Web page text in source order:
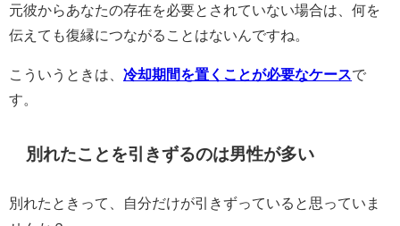
元彼からあなたの存在を必要とされていない場合は、何を
伝えても復縁につながることはないんですね。
こういうときは、 冷却期間を置くことが必要なケースで
す。
別れたことを引きずるのは男性が多い
別れたときって、自分だけが引きずっていると思っていま